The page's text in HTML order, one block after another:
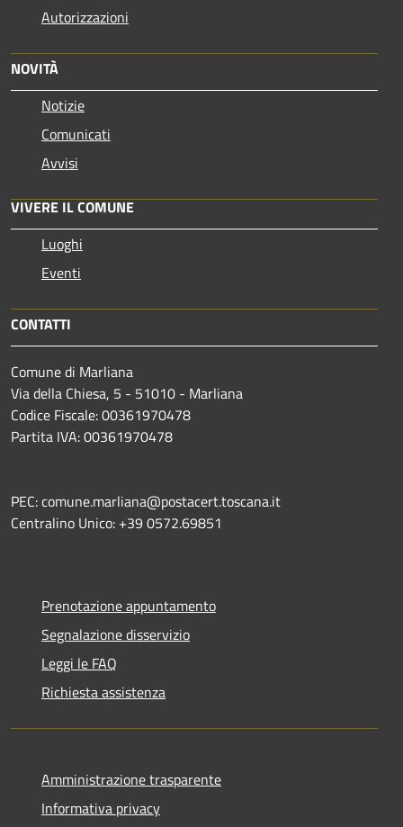
Autorizzazioni
NOVITÀ
Notizie
Comunicati
Avvisi
VIVERE IL COMUNE
Luoghi
Eventi
CONTATTI
Comune di Marliana
Via della Chiesa, 5 - 51010 - Marliana
Codice Fiscale: 00361970478
Partita IVA: 00361970478
PEC: comune.marliana@postacert.toscana.it
Centralino Unico: +39 0572.69851
Prenotazione appuntamento
Segnalazione disservizio
Leggi le FAQ
Richiesta assistenza
Amministrazione trasparente
Informativa privacy